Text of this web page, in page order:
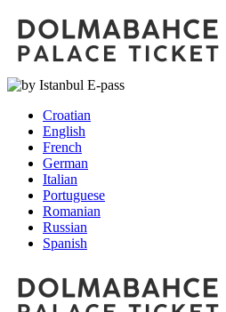
Croatian
English
French
German
Italian
Portuguese
Romanian
Russian
Spanish